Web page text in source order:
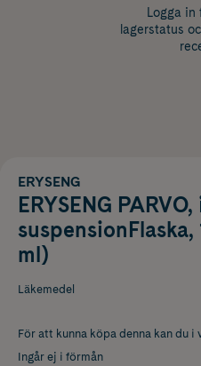
Logga
lagerstatus
ERYSENG
ERYSENG
suspensionFlaska,
ml)
Läkemedel
För att kunna köpa denna kan du
Ingår ej i förmån